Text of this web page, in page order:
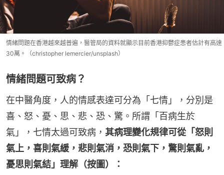
情緒問題在香港越來越普遍，醫管局的資料就顯示目前香港抑鬱症患者估計有高達
30萬。（christopher lemercier/unsplash）
情緒問題可致病？
在中醫角度，人的情感表達可分為「七情」，分別是
喜、怒、憂、思、悲、恐、驚。所謂「百病生於
氣」，七情太過可致病， 其病理變化規律可從「怒則
氣上，喜則氣緩，悲則氣消，恐則氣下，驚則氣亂，
憂思則氣結」理解（按圖）：